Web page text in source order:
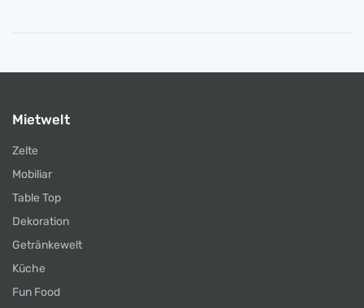
Mietwelt
Zelte
Mobiliar
Table Top
Dekoration
Getränkewelt
Küche
Fun Food